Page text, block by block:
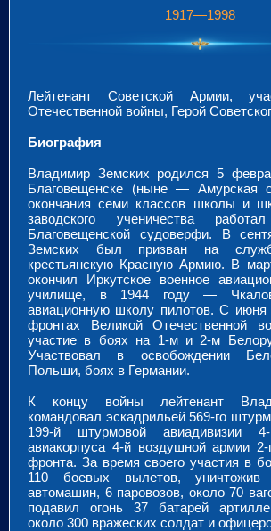
1917—1998
Лейтенант Советской Армии,
Отечественной войны, Герой
Биография
Владимир Земских родился 5
Благовещенске (ныне — Амурская
окончания семи классов школы и
заводского ученичества
Благовещенской судоверфи. В
Земских был призван на
крестьянскую Красную Армию. В
окончил Иркутское военное
училище, в 1944 году —
авиационную школу пилотов. С
фронтах Великой Отечественной
участие в боях на 1-м и 2-м
Участвовал в освобождении
Польши, боях в Германии.
К концу войны лейтенант
командовал эскадрильей 569-го
199-й штурмовой авиадивизии 4-
авиакорпуса 4-й воздушной армии 2-
фронта. За время своего участия в
110 боевых вылетов,
автомашин, 6 паровозов, около 70
подавил огонь 37 батарей
около 300 вражеских солдат и